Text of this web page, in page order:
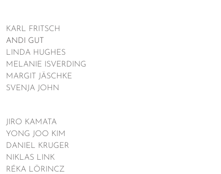
KARL FRITSCH
ANDI GUT
LINDA HUGHES
MELANIE ISVERDING
MARGIT JÄSCHKE
SVENJA JOHN
JIRO KAMATA
YONG JOO KIM
DANIEL KRUGER
NIKLAS LINK
RÉKA LÖRINCZ